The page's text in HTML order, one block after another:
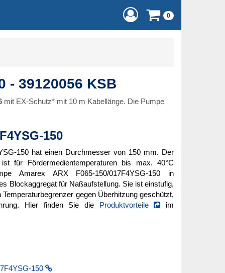
0
- 39120056 KSB
mit EX-Schutz* mit 10 m Kabellänge. Die Pumpe
150
150 hat einen Durchmesser von 150 mm. Der
für Fördermedientemperaturen bis max. 40°C
Amarex ARX F065-150/017F4YSG-150 in
Blockaggregat für Naßaufstellung. Sie ist einstufig,
gegen Überhitzung geschützt,
Hier finden Sie die Produktvorteile im
150